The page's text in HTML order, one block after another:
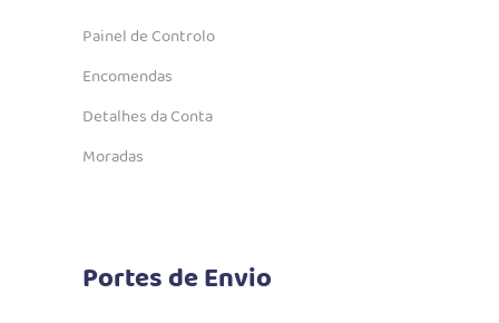
Painel de Controlo
Encomendas
Detalhes da Conta
Moradas
Portes de Envio